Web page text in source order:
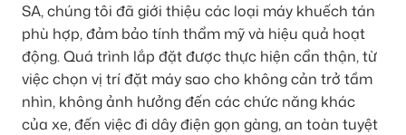
SA, chúng tôi đã giới thiệu các loại máy khuếch tán
phù hợp, đảm bảo tính thẩm mỹ và hiệu quả hoạt
động. Quá trình lắp đặt được thực hiện cẩn thận, từ
việc chọn vị trí đặt máy sao cho không cản trở tầm
nhìn, không ảnh hưởng đến các chức năng khác
của xe, đến việc đi dây điện gọn gàng, an toàn tuyệt